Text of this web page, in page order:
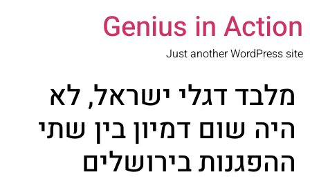
Genius in Action
Just another WordPress site
מלבד דגלי ישראל, לא
היה שום דמיון בין שתי
ההפגנות בירושלים